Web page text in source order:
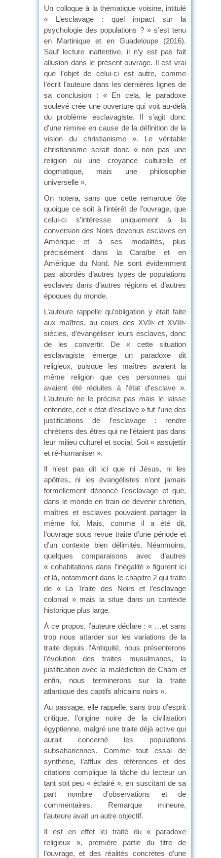
Un colloque à la thématique voisine, intitulé
« L’esclavage : quel impact sur la
psychologie des populations ? » s’est tenu
en Martinique et en Guadeloupe (2016).
Sauf lecture inattentive, il n’y est pas fait
allusion dans le présent ouvrage. Il est vrai
que l’objet de celui-ci est autre, comme
l’écrit l’auteure dans les dernières lignes de
sa conclusion : « En cela, le paradoxe
soulevé crée une ouverture qui voit au-delà
du problème esclavagiste. Il s’agit donc
d’une remise en cause de la définition de la
vision du christianisme ». Le véritable
christianisme serait donc « non pas une
religion ou une croyance culturelle et
dogmatique, mais une philosophie
universelle ».
On notera, sans que cette remarque ôte
quoique ce soit à l’intérêt de l’ouvrage, que
celui-ci s’intéresse uniquement à la
conversion des Noirs devenus esclaves en
Amérique et à ses modalités, plus
précisément dans la Caraïbe et en
Amérique du Nord. Ne sont évidemment
pas abordés d’autres types de populations
esclaves dans d’autres régions et d’autres
époques du monde.
L’auteure rappelle qu’obligation y était faite
aux maîtres, au cours des XVIIe et XVIIIe
siècles, d’évangéliser leurs esclaves, donc
de les convertir. De « cette situation
esclavagiste émerge un paradoxe dit
religieux, puisque les maîtres avaient la
même religion que ces personnes qui
avaient été réduites à l’état d’esclave ».
L’auteure ne le précise pas mais le laisse
entendre, cet « état d’esclave » fut l’une des
justifications de l’esclavage : rendre
chrétiens des êtres qui ne l’étaient pas dans
leur milieu culturel et social. Soit « assujettir
et ré-humaniser ».
Il n’est pas dit ici que ni Jésus, ni les
apôtres, ni les évangélistes n’ont jamais
formellement dénoncé l’esclavage et que,
dans le monde en train de devenir chrétien,
maîtres et esclaves pouvaient partager la
même foi. Mais, comme il a été dit,
l’ouvrage sous revue traite d’une période et
d’un contexte bien délimités. Néanmoins,
quelques comparaisons avec d’autres
« cohabitations dans l’inégalité » figurent ici
et là, notamment dans le chapitre 2 qui traite
de « La Traite des Noirs et l’esclavage
colonial » mais la situe dans un contexte
historique plus large.
À ce propos, l’auteure déclare : « …et sans
trop nous attarder sur les variations de la
traite depuis l’Antiquité, nous présenterons
l’évolution des traites musulmanes, la
justification avec la malédiction de Cham et
enfin, nous terminerons sur la traite
atlantique des captifs africains noirs ».
Au passage, elle rappelle, sans trop d’esprit
critique, l’origine noire de la civilisation
égyptienne, malgré une traite déjà active qui
aurait concerné les populations
subsahariennes. Comme tout essai de
synthèse, l’afflux des références et des
citations complique la tâche du lecteur un
tant soit peu « éclairé », en suscitant de sa
part nombre d’observations et de
commentaires. Remarque mineure,
l’auteure avait un autre objectif.
Il est en effet ici traité du « paradoxe
religieux », première partie du titre de
l’ouvrage, et des réalités concrètes d’une